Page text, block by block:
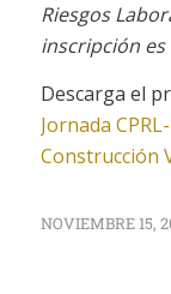
Riesgos
inscripción
Descarga el
Jornada
Construcción
NOVIEMBRE 15,